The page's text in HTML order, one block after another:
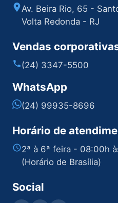
Av. Beira Rio, 65 -
Volta Redonda - RJ
Vendas
(24) 3347-5500
WhatsApp
(24) 99935-8696
Horário de
2ª à 6ª feira - 08:00h
(Horário de Brasília)
Social